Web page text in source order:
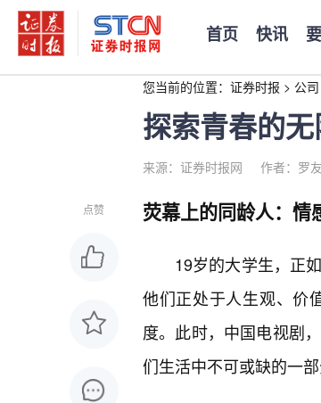
首页 快讯
您当前的位置： 证券时报 > 公司
探索青春的
来源：证券时报网 作者：罗
点赞 荧幕上的同龄人：情
19岁的大学生，正
他们正处于人生观、价
度。此时，中国电视剧
们生活中不可或缺的一部